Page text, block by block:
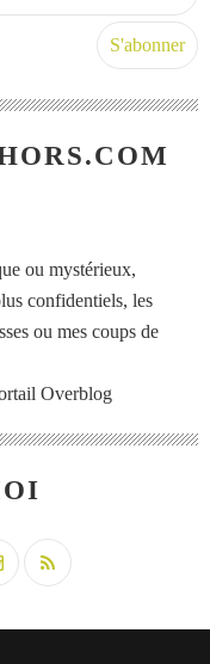
ou mystérieux,
confidentiels, les
ou mes coups de
Overblog